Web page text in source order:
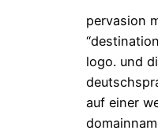
pervasion
logo. und
auf einer